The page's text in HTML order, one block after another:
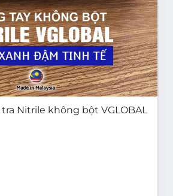
Nitrile không bột VGLOBAL